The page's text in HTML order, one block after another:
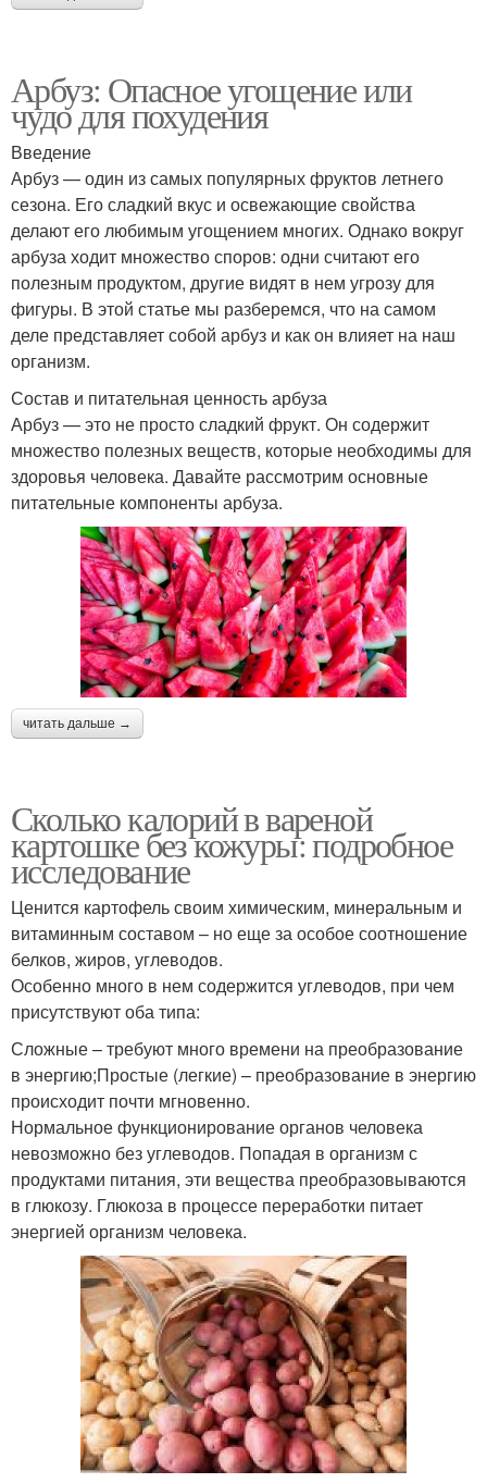
Арбуз: Опасное угощение или
чудо для похудения
Введение
Арбуз — один из самых популярных фруктов летнего
сезона. Его сладкий вкус и освежающие свойства
делают его любимым угощением многих. Однако вокруг
арбуза ходит множество споров: одни считают его
полезным продуктом, другие видят в нем угрозу для
фигуры. В этой статье мы разберемся, что на самом
деле представляет собой арбуз и как он влияет на наш
организм.
Состав и питательная ценность арбуза
Арбуз — это не просто сладкий фрукт. Он содержит
множество полезных веществ, которые необходимы для
здоровья человека. Давайте рассмотрим основные
питательные компоненты арбуза.
читать дальше →
Сколько калорий в вареной
картошке без кожуры: подробное
исследование
Ценится картофель своим химическим, минеральным и
витаминным составом – но еще за особое соотношение
белков, жиров, углеводов.
Особенно много в нем содержится углеводов, при чем
присутствуют оба типа:
Сложные – требуют много времени на преобразование
в энергию;Простые (легкие) – преобразование в энергию
происходит почти мгновенно.
Нормальное функционирование органов человека
невозможно без углеводов. Попадая в организм с
продуктами питания, эти вещества преобразовываются
в глюкозу. Глюкоза в процессе переработки питает
энергией организм человека.